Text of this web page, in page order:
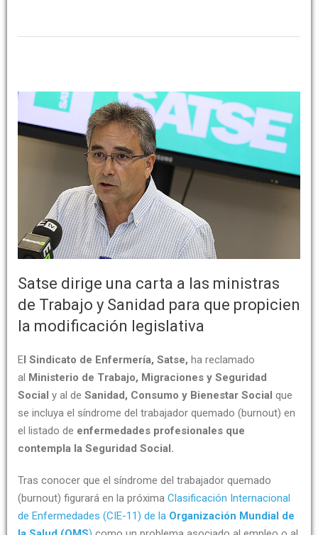
Satse dirige una carta a las ministras
de Trabajo y Sanidad para que propicien
la modificación legislativa
El Sindicato de Enfermería, Satse, ha reclamado
al Ministerio de Trabajo, Migraciones y Seguridad
Social y al de Sanidad, Consumo y Bienestar Social que
se incluya el síndrome del trabajador quemado (burnout) en
el listado de enfermedades profesionales que
contempla la Seguridad Social.
Tras conocer que el síndrome del trabajador quemado
(burnout) figurará en la próxima Clasificación Internacional
de Enfermedades (CIE-11) de la Organización Mundial de